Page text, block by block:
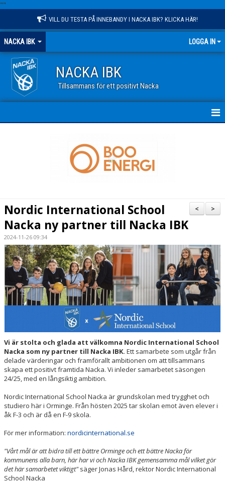
""
VILL DU TESTA PÅ INNEBANDY I NACKA IBK? KLICKA HÄR!
NACKA IBK LOGGA IN
NACKA IBK
Tillsammans för ett positivt Nacka
OM KLUBBEN
SPORTHALLAR
MATCHER
CAFETERIAN
NACKA X
KLUBBSHOPEN
INNEBANDY PLAY
NACKAPOKALEN
DOMARE & MATCHLEDARE
>
<
Nordic International School
Nacka ny partner till Nacka IBK
2024-11-26 09:34
Vi är stolta och glada att välkomna Nordic International School
Nacka som ny partner till Nacka IBK. Ett samarbete som utgår från
delade värderingar och framförallt ambitionen om att tillsammans
skapa ett positivt framtida Nacka. Vi inleder samarbetet säsongen
24/25, med en långsiktig ambition.
Nordic International School Nacka är grundskolan med trygghet och
studiero här i Orminge. Från hösten 2025 tar skolan emot även elever i
åk F-3 och är då en F-9 skola.
För mer information: nordicinternational.se
"Vårt mål är att bidra till ett bättre Orminge och ett bättre Nacka för
kommunens alla barn, här har vi och Nacka IBK gemensamma mål vilket gör
det här samarbetet viktigt" säger Jonas Hård, rektor Nordic International
School Nacka